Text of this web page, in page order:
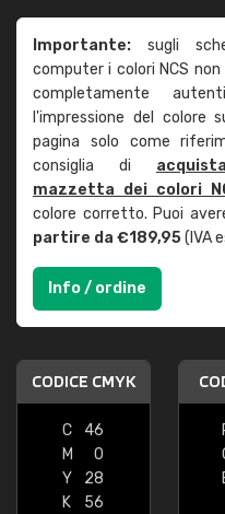
Importante: sugli
computer i colori NCS non
completamente
l'impressione del colore
pagina solo come
consiglia di
mazzetta dei colori
colore corretto. Puoi
partire da €189,95(IVA
Info / ordine
CODICE CMYK
C
46
M
0
Y
28
K
56